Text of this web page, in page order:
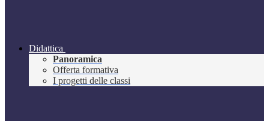
Didattica
Panoramica
Offerta formativa
I progetti delle classi